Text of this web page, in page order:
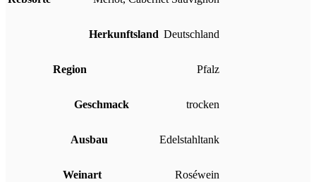
Herkunftsland Deutschland
Region Pfalz
Geschmack trocken
Ausbau Edelstahltank
Weinart Roséwein